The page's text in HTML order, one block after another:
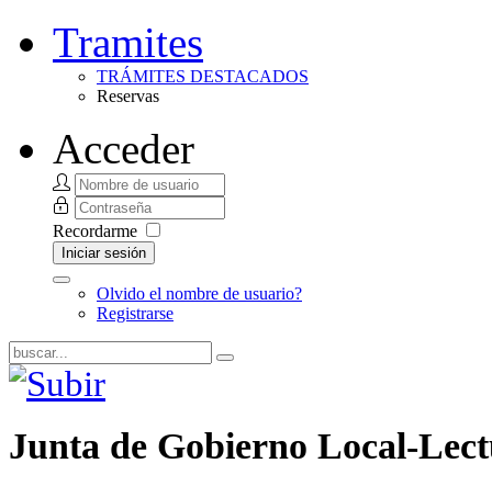
Tramites
TRÁMITES DESTACADOS
Reservas
Acceder
Recordarme
Iniciar sesión
Olvido el nombre de usuario?
Registrarse
Junta de Gobierno Local-